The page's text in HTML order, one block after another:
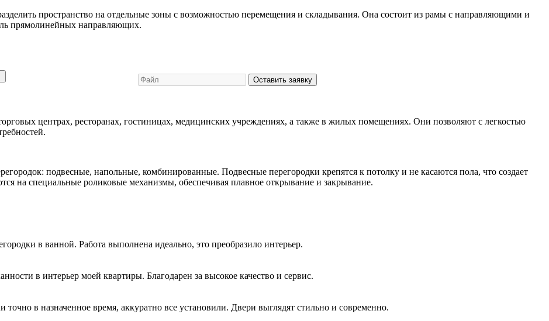
пространство на отдельные зоны с возможностью перемещения и складывания. Она состоит из рамы с направляющими и
прямолинейных направляющих.
Оставить заявку
центрах, ресторанах, гостиницах, медицинских учреждениях, а также в жилых помещениях. Они позволяют с легкостью
подвесные, напольные, комбинированные. Подвесные перегородки крепятся к потолку и не касаются пола, что создает
на специальные роликовые механизмы, обеспечивая плавное открывание и закрывание.
в ванной. Работа выполнена идеально, это преобразило интерьер.
в интерьер моей квартиры. Благодарен за высокое качество и сервис.
в назначенное время, аккуратно все установили. Двери выглядят стильно и современно.